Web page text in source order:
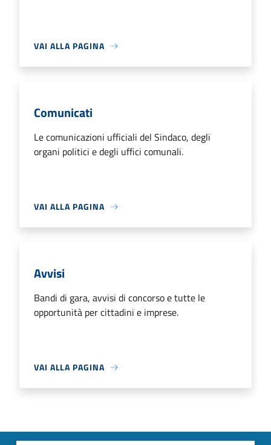
VAI ALLA PAGINA
Comunicati
Le comunicazioni ufficiali del Sindaco, degli
organi politici e degli uffici comunali.
VAI ALLA PAGINA
Avvisi
Bandi di gara, avvisi di concorso e tutte le
opportunità per cittadini e imprese.
VAI ALLA PAGINA